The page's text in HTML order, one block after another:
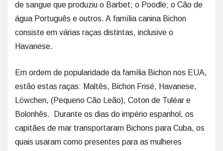
de sangue que produziu o Barbet; o Poodle; o Cão de
água Português e outros. A família canina Bichon
consiste em várias raças distintas, inclusive o
Havanese.
Em ordem de popularidade da família Bichon nos EUA,
estão estas raças: Maltês, Bichon Frisé, Havanese,
Löwchen, (Pequeno Cão Leão), Coton de Tuléar e
Bolonhês. Durante os dias do império espanhol, os
capitães de mar transportaram Bichons para Cuba, os
quais usaram como presentes para as mulheres